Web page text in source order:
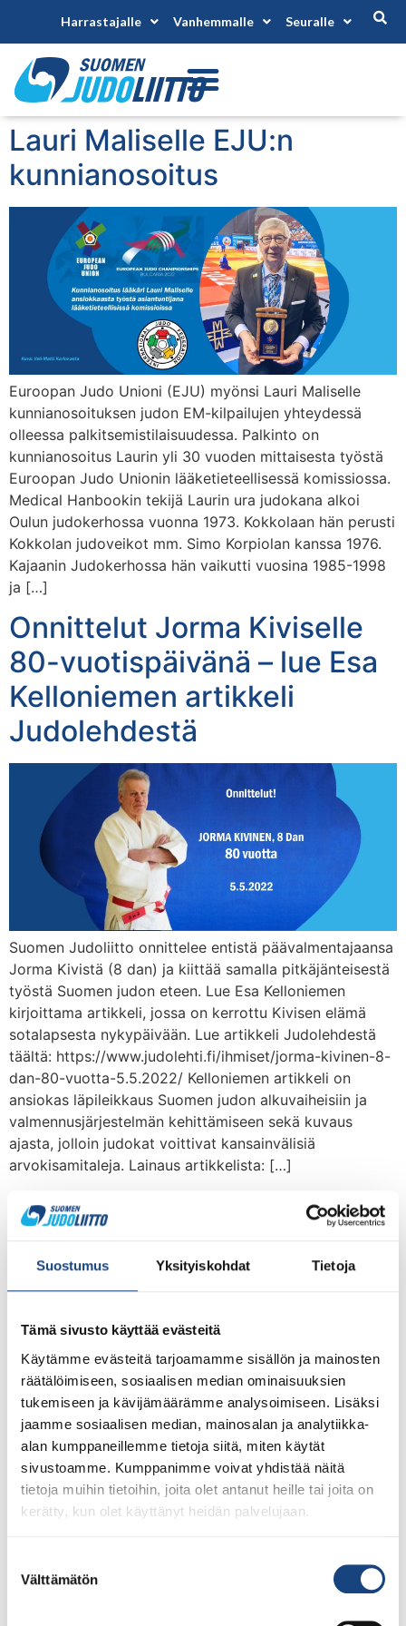
Suostumus Yksityiskohdat Tietoja
Tämä sivusto käyttää evästeitä
Käytämme evästeitä tarjoamamme sisällön ja mainosten
räätälöimiseen, sosiaalisen median ominaisuuksien
tukemiseen ja kävijämäärämme analysoimiseen. Lisäksi
jaamme sosiaalisen median, mainosalan ja analytiikka-
alan kumppaneillemme tietoja siitä, miten käytät
sivustoamme. Kumppanimme voivat yhdistää näitä
tietoja muihin tietoihin, joita olet antanut heille tai joita on
kerätty, kun olet käyttänyt heidän palvelujaan.
valinta
Välttämätön
Harrastajalle Vanhemmalle Seuralle
Lauri Maliselle EJU:n
kunnianosoitus
Euroopan Judo Unioni (EJU) myönsi Lauri Maliselle
kunnianosoituksen judon EM-kilpailujen yhteydessä
olleessa palkitsemistilaisuudessa. Palkinto on
kunnianosoitus Laurin yli 30 vuoden mittaisesta työstä
Euroopan Judo Unionin lääketieteellisessä komissiossa.
Medical Hanbookin tekijä Laurin ura judokana alkoi
Oulun judokerhossa vuonna 1973. Kokkolaan hän perusti
Kokkolan judoveikot mm. Simo Korpiolan kanssa 1976.
Kajaanin Judokerhossa hän vaikutti vuosina 1985-1998
ja […]
Onnittelut Jorma Kiviselle
80-vuotispäivänä – lue Esa
Kelloniemen artikkeli
Judolehdestä
Suomen Judoliitto onnittelee entistä päävalmentajaansa
Jorma Kivistä (8 dan) ja kiittää samalla pitkäjänteisestä
työstä Suomen judon eteen. Lue Esa Kelloniemen
kirjoittama artikkeli, jossa on kerrottu Kivisen elämä
sotalapsesta nykypäivään. Lue artikkeli Judolehdestä
täältä: https://www.judolehti.fi/ihmiset/jorma-kivinen-8-
dan-80-vuotta-5.5.2022/ Kelloniemen artikkeli on
ansiokas läpileikkaus Suomen judon alkuvaiheisiin ja
valmennusjärjestelmän kehittämiseen sekä kuvaus
ajasta, jolloin judokat voittivat kansainvälisiä
arvokisamitaleja. Lainaus artikkelista: […]
Jorma Kivinen 80 v.
Urheassa – vielä ehtii
mennessä illalliselle. Muutama paikka vielä vapaana.
Suomen Judon merkittävä vaikuttaja ja Judoliiton